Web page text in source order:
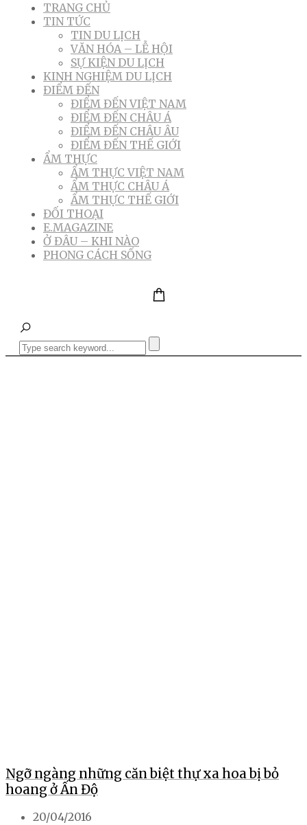
TRANG CHỦ
TIN TỨC
TIN DU LỊCH
VĂN HÓA – LỄ HỘI
SỰ KIỆN DU LỊCH
KINH NGHIỆM DU LỊCH
ĐIỂM ĐẾN
ĐIỂM ĐẾN VIỆT NAM
ĐIỂM ĐẾN CHÂU Á
ĐIỂM ĐẾN CHÂU ÂU
ĐIỂM ĐẾN THẾ GIỚI
ẨM THỰC
ẨM THỰC VIỆT NAM
ẨM THỰC CHÂU Á
ẨM THỰC THẾ GIỚI
ĐỐI THOẠI
E.MAGAZINE
Ở ĐÂU – KHI NÀO
PHONG CÁCH SỐNG
Ngỡ ngàng những căn biệt thự xa hoa bị bỏ
hoang ở Ấn Độ
20/04/2016